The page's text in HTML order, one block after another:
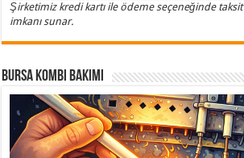
Şirketimiz kredi kartı ile ödeme seçeneğinde taksit
imkanı sunar.
Bursa Kombi Bakımı